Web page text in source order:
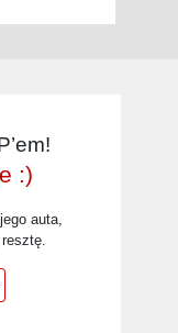
:)
auta,